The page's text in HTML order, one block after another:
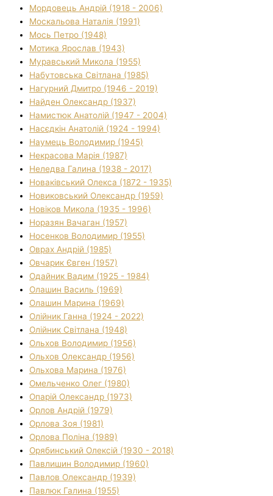
Мордовець Андрій (1918 - 2006)
Москальова Наталія (1991)
Мось Петро (1948)
Мотика Ярослав (1943)
Муравський Микола (1955)
Набутовська Світлана (1985)
Нагурний Дмитро (1946 - 2019)
Найден Олександр (1937)
Намистюк Анатолій (1947 - 2004)
Насєдкін Анатолій (1924 - 1994)
Наумець Володимир (1945)
Некрасова Марія (1987)
Неледва Галина (1938 - 2017)
Новаківський Олекса (1872 - 1935)
Новиковський Олександр (1959)
Новіков Микола (1935 - 1996)
Норазян Вачаган (1957)
Носенков Володимир (1955)
Оврах Андрій (1985)
Овчарик Євген (1957)
Одайник Вадим (1925 - 1984)
Олашин Василь (1969)
Олашин Марина (1969)
Олійник Ганна (1924 - 2022)
Олійник Світлана (1948)
Ольхов Володимир (1956)
Ольхов Олександр (1956)
Ольхова Марина (1976)
Омельченко Олег (1980)
Опарій Олександр (1973)
Орлов Андрій (1979)
Орлова Зоя (1981)
Орлова Поліна (1989)
Орябинський Олексій (1930 - 2018)
Павлишин Володимир (1960)
Павлов Олександр (1939)
Павлюк Галина (1955)